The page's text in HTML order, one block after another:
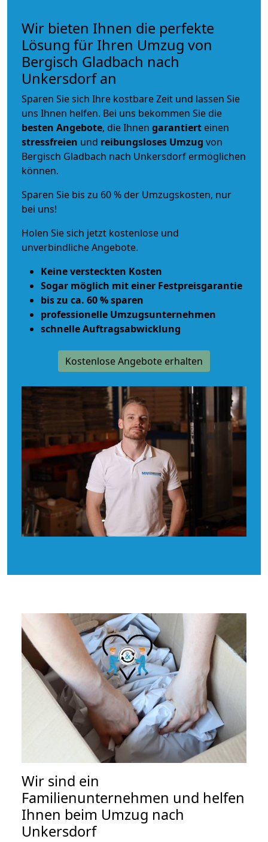
Wir bieten Ihnen die perfekte
Lösung für Ihren Umzug von
Bergisch Gladbach nach
Unkersdorf an
Sparen Sie sich Ihre kostbare Zeit und lassen Sie
uns Ihnen helfen. Bei uns bekommen Sie die
besten Angebote, die Ihnen garantiert einen
stressfreien und reibungsloses Umzug von
Bergisch Gladbach nach Unkersdorf ermöglichen
können.
Sparen Sie bis zu 60 % der Umzugskosten, nur
bei uns!
Holen Sie sich jetzt kostenlose und
unverbindliche Angebote.
Keine versteckten Kosten
Sogar möglich mit einer Festpreisgarantie
bis zu ca. 60 % sparen
professionelle Umzugsunternehmen
schnelle Auftragsabwicklung
Kostenlose Angebote erhalten
Wir sind ein
Familienunternehmen und helfen
Ihnen beim Umzug nach
Unkersdorf